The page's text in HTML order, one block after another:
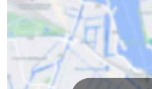
Médicales
Météo
Us